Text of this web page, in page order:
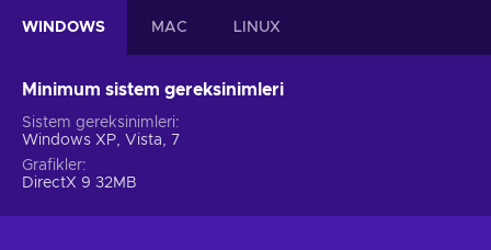
WINDOWS MAC LINUX
Minimum sistem gereksinimleri
Sistem gereksinimleri
Windows XP, Vista, 7
Grafikler
DirectX 9 32MB